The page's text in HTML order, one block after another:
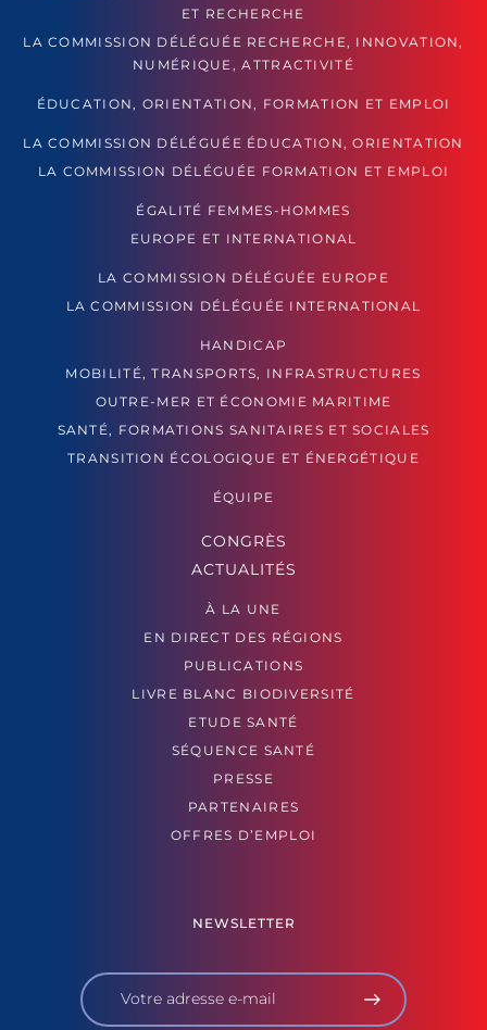
ET RECHERCHE
LA COMMISSION DÉLÉGUÉE RECHERCHE, INNOVATION,
NUMÉRIQUE, ATTRACTIVITÉ
ÉDUCATION, ORIENTATION, FORMATION ET EMPLOI
LA COMMISSION DÉLÉGUÉE ÉDUCATION, ORIENTATION
LA COMMISSION DÉLÉGUÉE FORMATION ET EMPLOI
ÉGALITÉ FEMMES-HOMMES
EUROPE ET INTERNATIONAL
LA COMMISSION DÉLÉGUÉE EUROPE
LA COMMISSION DÉLÉGUÉE INTERNATIONAL
HANDICAP
MOBILITÉ, TRANSPORTS, INFRASTRUCTURES
OUTRE-MER ET ÉCONOMIE MARITIME
SANTÉ, FORMATIONS SANITAIRES ET SOCIALES
TRANSITION ÉCOLOGIQUE ET ÉNERGÉTIQUE
ÉQUIPE
CONGRÈS
ACTUALITÉS
À LA UNE
EN DIRECT DES RÉGIONS
PUBLICATIONS
LIVRE BLANC BIODIVERSITÉ
ETUDE SANTÉ
SÉQUENCE SANTÉ
PRESSE
PARTENAIRES
OFFRES D’EMPLOI
NEWSLETTER